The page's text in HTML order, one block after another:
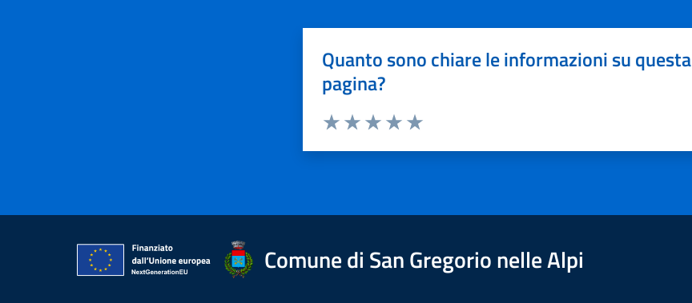
Quanto sono chiare le informazioni su questa
pagina?
Comune di San Gregorio nelle Alpi